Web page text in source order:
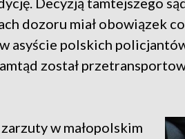
dozoru miał obowiązek
asyście polskich
został
w małopolskim